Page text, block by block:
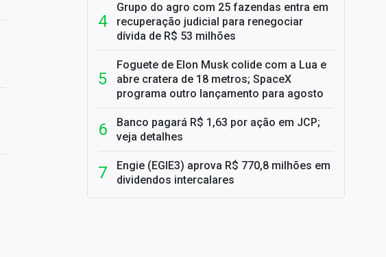
Grupo do agro com 25 fazendas entra em
recuperação judicial para renegociar
dívida de R$ 53 milhões
Foguete de Elon Musk colide com a Lua e
abre cratera de 18 metros; SpaceX
programa outro lançamento para agosto
Banco pagará R$ 1,63 por ação em JCP;
veja detalhes
Engie (EGIE3) aprova R$ 770,8 milhões em
dividendos intercalares